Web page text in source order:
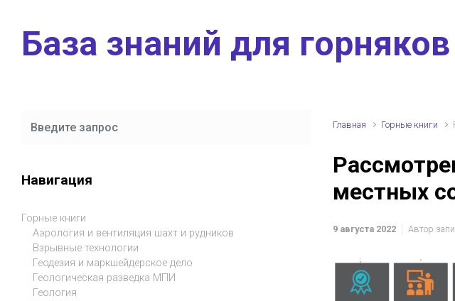
База знаний для горняков
Главная Горные книги
местных
9 августа 2022 Автор
Навигация
Горные книги
Аэрология и вентиляция шахт и рудников
Взрывные технологии
Геодезия и маркшейдерское дело
Геологическая разведка МПИ
Геология